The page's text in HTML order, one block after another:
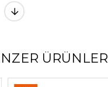
ÜRÜNLER